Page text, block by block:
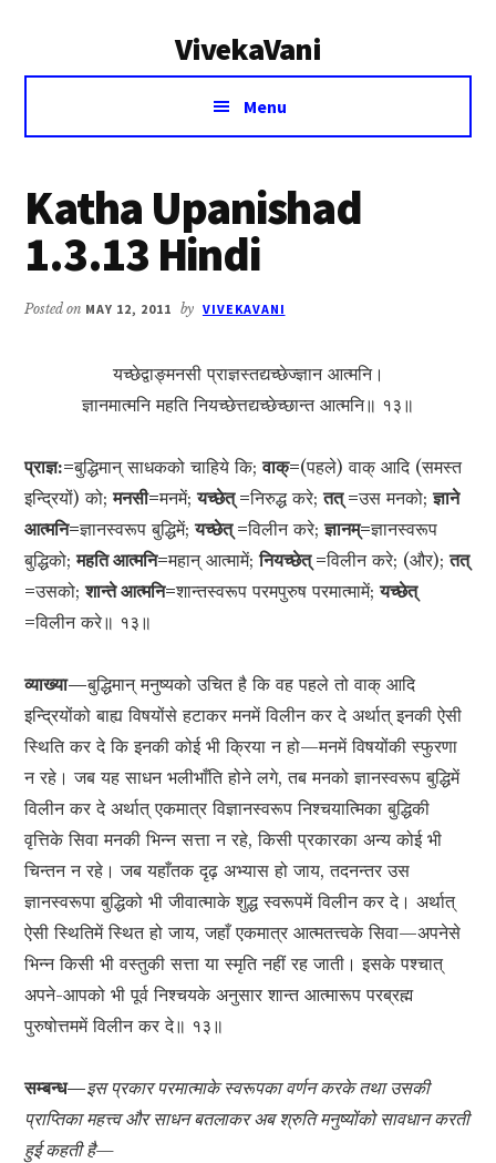
VivekaVani
Voice
Vivekananda
Menu
Katha Upanishad
1.3.13 Hindi
Posted on MAY 12, 2011 by VIVEKAVANI
यच्छेद्वाङ्मनसी प्राज्ञस्तद्यच्छेज्ज्ञान आत्मनि।
ज्ञानमात्मनि महति नियच्छेत्तद्यच्छेच्छान्त आत्मनि॥ १३॥
प्राज्ञ:=बुद्धिमान् साधकको चाहिये कि;वाक्=(पहले) वाक् आदि (समस्त
इन्द्रियों) को;मनसी=मनमें;यच्छेत् =निरुद्ध करे;तत् =उस मनको;ज्ञाने
आत्मनि=ज्ञानस्वरूप बुद्धिमें;यच्छेत् =विलीन करे;ज्ञानम्=ज्ञानस्वरूप
बुद्धिको;महति आत्मनि=महान् आत्मामें;नियच्छेत् =विलीन करे; (और);तत्
=उसको;शान्ते आत्मनि=शान्तस्वरूप परमपुरुष परमात्मामें;यच्छेत्
=विलीन करे॥ १३॥
व्याख्या—बुद्धिमान् मनुष्यको उचित है कि वह पहले तो वाक् आदि
इन्द्रियोंको बाह्य विषयोंसे हटाकर मनमें विलीन कर दे अर्थात् इनकी ऐसी
स्थिति कर दे कि इनकी कोई भी क्रिया न हो—मनमें विषयोंकी स्फुरणा
न रहे। जब यह साधन भलीभाँति होने लगे, तब मनको ज्ञानस्वरूप बुद्धिमें
विलीन कर दे अर्थात् एकमात्र विज्ञानस्वरूप निश्चयात्मिका बुद्धिकी
वृत्तिके सिवा मनकी भिन्न सत्ता न रहे, किसी प्रकारका अन्य कोई भी
चिन्तन न रहे। जब यहाँतक दृढ़ अभ्यास हो जाय, तदनन्तर उस
ज्ञानस्वरूपा बुद्धिको भी जीवात्माके शुद्ध स्वरूपमें विलीन कर दे। अर्थात्
ऐसी स्थितिमें स्थित हो जाय, जहाँ एकमात्र आत्मतत्त्वके सिवा—अपनेसे
भिन्न किसी भी वस्तुकी सत्ता या स्मृति नहीं रह जाती। इसके पश्चात्
अपने-आपको भी पूर्व निश्चयके अनुसार शान्त आत्मारूप परब्रह्म
पुरुषोत्तममें विलीन कर दे॥ १३॥
सम्बन्ध—इस प्रकार परमात्माके स्वरूपका वर्णन करके तथा उसकी
प्राप्तिका महत्त्व और साधन बतलाकर अब श्रुति मनुष्योंको सावधान करती
हुई कहती है—